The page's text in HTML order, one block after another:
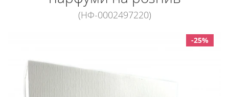
(НФ-0002497220)
-25%